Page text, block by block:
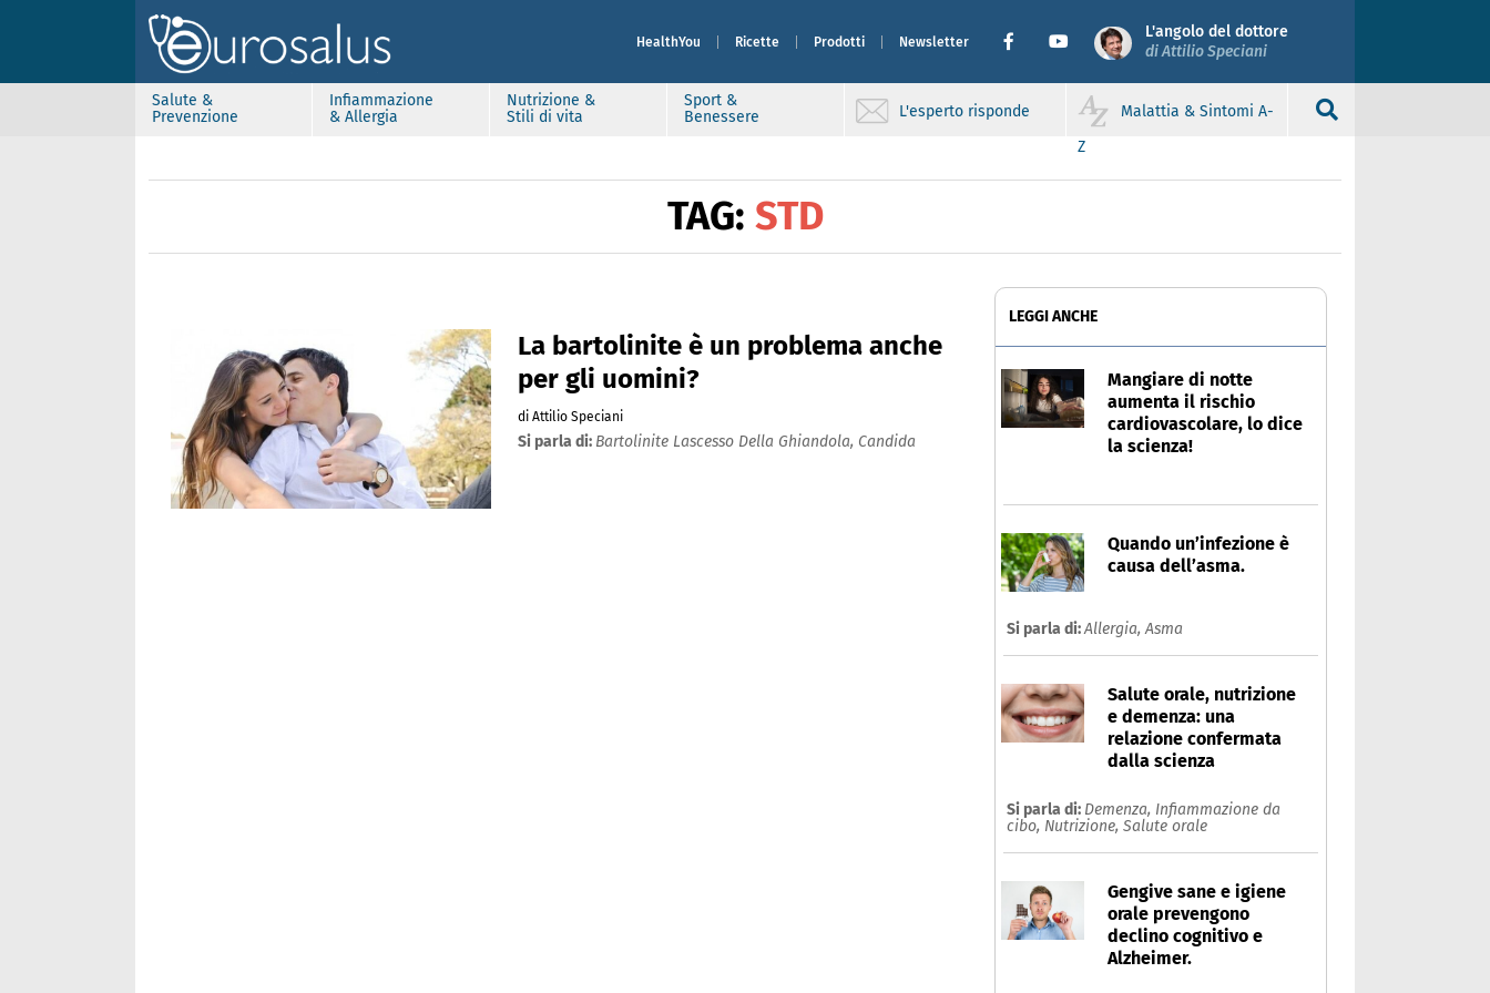
HealthYou Ricette Prodotti Newsletter
L'angolo del dottore
di Attilio Speciani
Salute &
Prevenzione
Infiammazione
& Allergia
Nutrizione &
Stili di vita
Sport &
Benessere
L'esperto risponde
Malattia & Sintomi A-
Z
TAG: STD
La bartolinite è un problema anche
per gli uomini?
di Attilio Speciani
Si parla di: Bartolinite Lascesso Della Ghiandola, Candida
LEGGI ANCHE
Mangiare di notte
aumenta il rischio
cardiovascolare, lo dice
la scienza!
Quando un’infezione è
causa dell’asma.
Si parla di:Allergia,Asma
Salute orale, nutrizione
e demenza: una
relazione confermata
dalla scienza
Si parla di: Demenza, Infiammazione da
cibo, Nutrizione, Salute orale
Gengive sane e igiene
orale prevengono
declino cognitivo e
Alzheimer.